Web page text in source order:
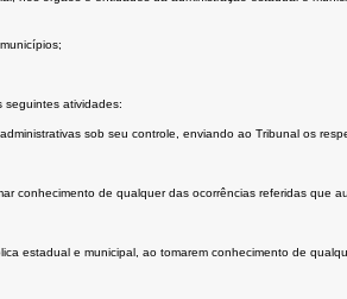
seguintes atividades:
sob seu controle, enviando ao Tribunal os
conhecimento de qualquer das ocorrências referidas que
estadual e municipal, ao tomarem conhecimento de